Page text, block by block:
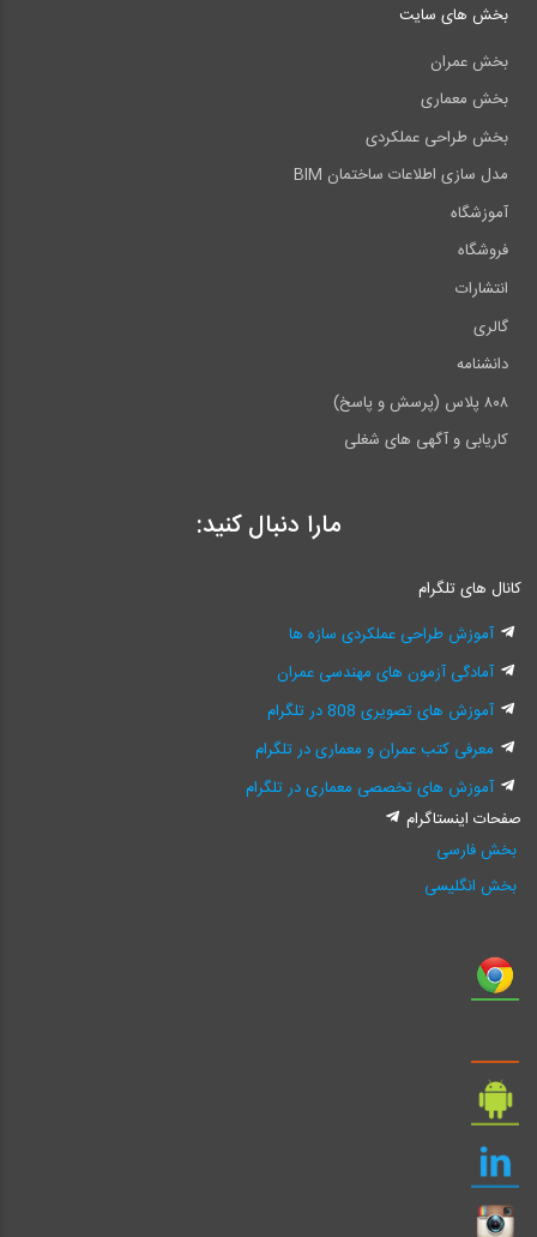
بخش های سایت
بخش عمران
بخش معماری
بخش طراحی عملکردی
مدل سازی اطلاعات ساختمان BIM
آموزشگاه
فروشگاه
انتشارات
گالری
دانشنامه
۸۰۸ پلاس (پرسش و پاسخ)
کاریابی و آگهی های شغلی
مارا دنبال کنید:
کانال های تلگرام
آموزش طراحی عملکردی سازه ها
آمادگی آزمون های مهندسی عمران
آموزش های تصویری 808 در تلگرام
معرفی کتب عمران و معماری در تلگرام
آموزش های تخصصی معماری در تلگرام
صفحات اینستاگرام
بخش فارسی
بخش انگلیسی